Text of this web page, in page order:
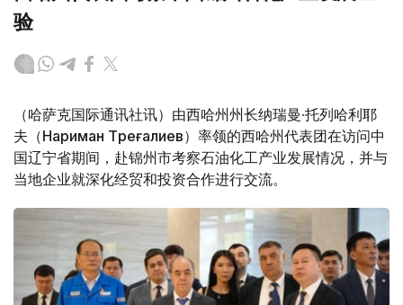
验
（哈萨克国际通讯社讯）由西哈州州长纳瑞曼·托列哈利耶
夫（Нариман Төреғалиев）率领的西哈州代表团在访问中
国辽宁省期间，赴锦州市考察石油化工产业发展情况，并与
当地企业就深化经贸和投资合作进行交流。